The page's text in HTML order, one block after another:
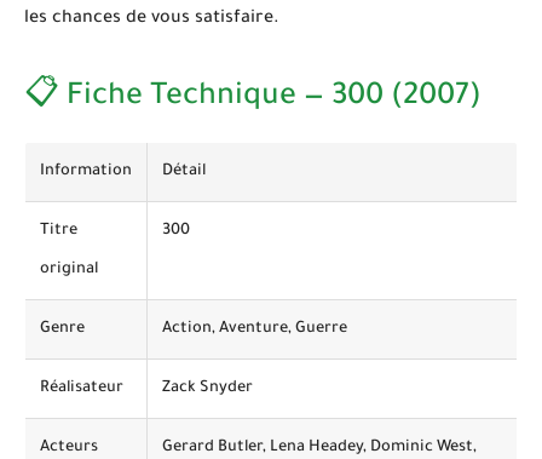
les chances de vous satisfaire.
📋 Fiche Technique — 300 (2007)
Information Détail
Titre
original
300
Genre Action, Aventure, Guerre
Réalisateur Zack Snyder
Acteurs Gerard Butler, Lena Headey, Dominic West,